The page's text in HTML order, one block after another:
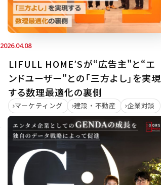
2026.04.08
LIFULL HOME′Sが“広告主"と“エ
ンドユーザー"との「三方よし」を実現
する数理最適化の裏側
マーケティング 建設・不動産 企業対談